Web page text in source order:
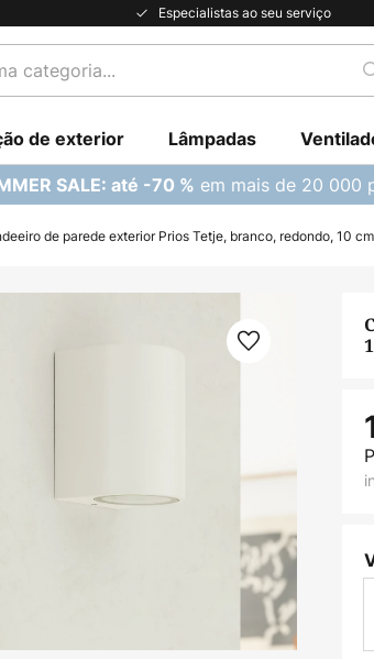
Especialistas ao seu serviço
de exterior Lâmpadas
SALE: até -70 % em mais de 20 000
de parede exterior Prios Tetje, branco, redondo, 10 cm